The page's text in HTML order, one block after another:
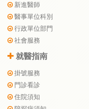
新進醫師
醫事單位科別
行政單位部門
社會服務
就醫指南
掛號服務
門診看診
住院須知